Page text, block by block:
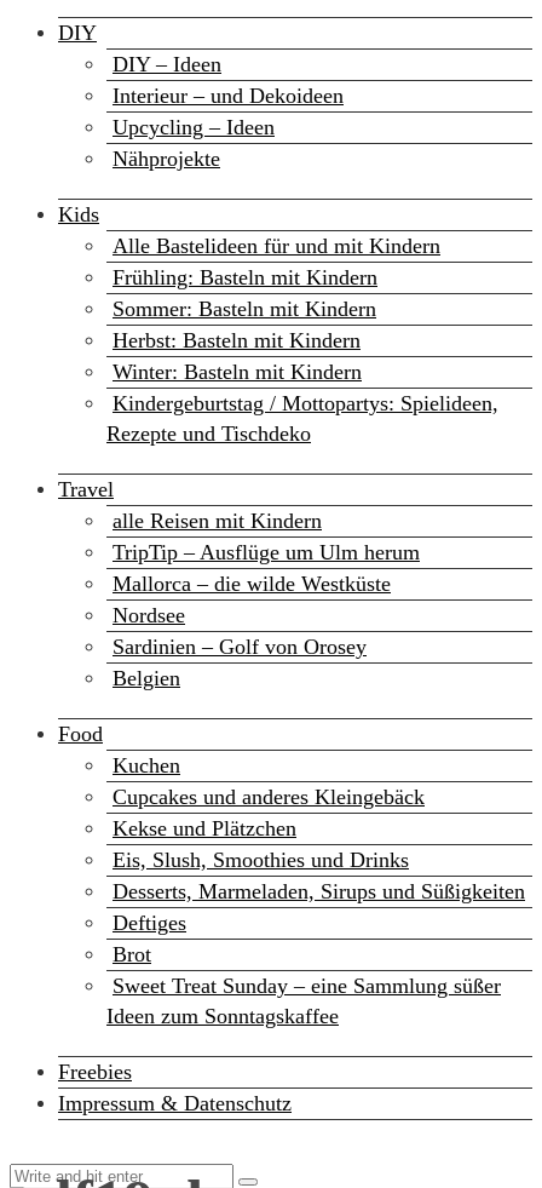
DIY
DIY – Ideen
Interieur – und Dekoideen
Upcycling – Ideen
Nähprojekte
Kids
Alle Bastelideen für und mit Kindern
Frühling: Basteln mit Kindern
Sommer: Basteln mit Kindern
Herbst: Basteln mit Kindern
Winter: Basteln mit Kindern
Kindergeburtstag / Mottopartys: Spielideen,
Rezepte und Tischdeko
Travel
alle Reisen mit Kindern
TripTip – Ausflüge um Ulm herum
Mallorca – die wilde Westküste
Nordsee
Sardinien – Golf von Orosey
Belgien
Food
Kuchen
Cupcakes und anderes Kleingebäck
Kekse und Plätzchen
Eis, Slush, Smoothies und Drinks
Desserts, Marmeladen, Sirups und Süßigkeiten
Deftiges
Brot
Sweet Treat Sunday – eine Sammlung süßer
Ideen zum Sonntagskaffee
Freebies
Impressum & Datenschutz